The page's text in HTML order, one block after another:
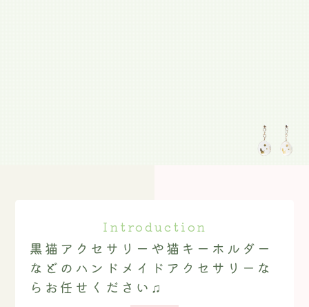
Introduction
黒猫アクセサリーや猫キーホルダー
などのハンドメイドアクセサリーな
らお任せください♫